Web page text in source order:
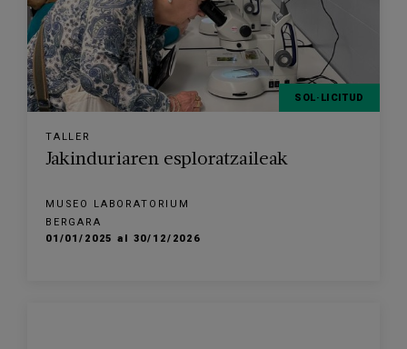
SOL·LICITUD
TALLER
Jakinduriaren esploratzaileak
MUSEO LABORATORIUM
BERGARA
01/01/2025 al 30/12/2026